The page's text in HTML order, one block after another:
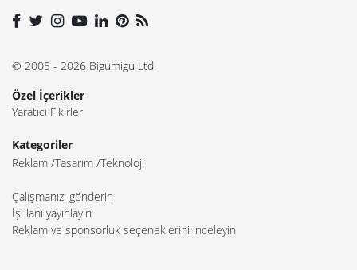
© 2005 - 2026 Bigumigu Ltd.
Özel İçerikler
Yaratıcı Fikirler
Kategoriler
Reklam Tasarım Teknoloji
Çalışmanızı gönderin
İş ilanı yayınlayın
Reklam ve sponsorluk seçeneklerini inceleyin